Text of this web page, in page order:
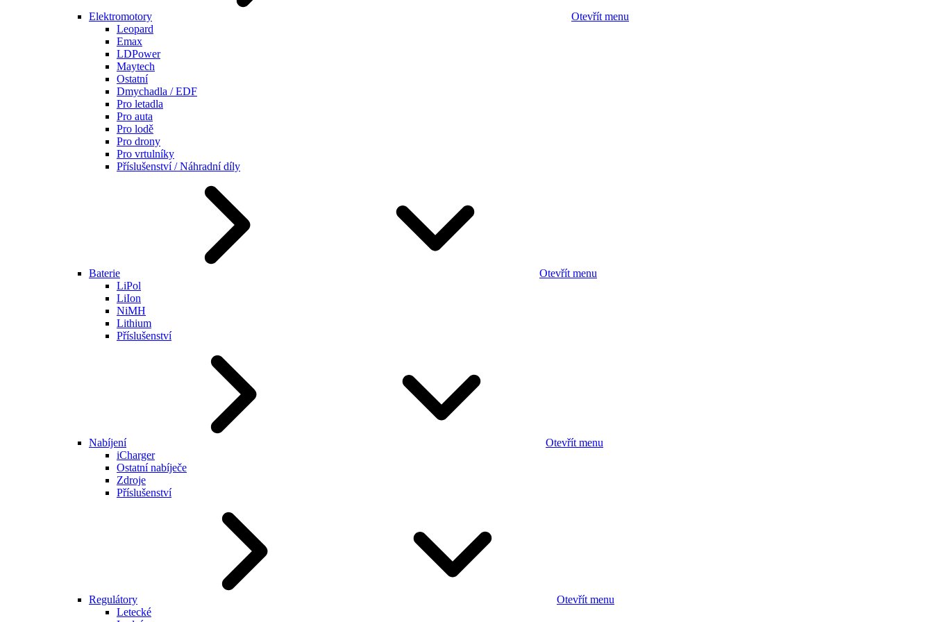
Elektromotory
Otevřít menu
Leopard
Emax
LDPower
Maytech
Ostatní
Dmychadla / EDF
Pro letadla
Pro auta
Pro lodě
Pro drony
Pro vrtulníky
Příslušenství / Náhradní díly
Baterie
Otevřít menu
LiPol
LiIon
NiMH
Lithium
Příslušenství
Nabíjení
Otevřít menu
iCharger
Ostatní nabíječe
Zdroje
Příslušenství
Regulátory
Otevřít menu
Letecké